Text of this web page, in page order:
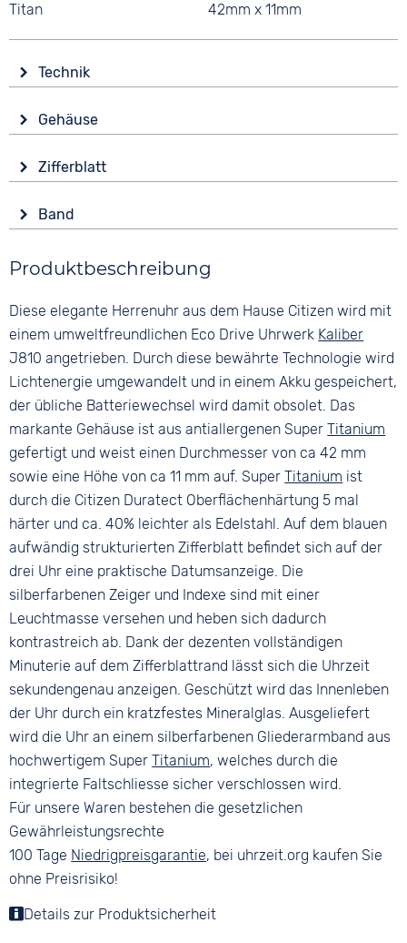
Titan
42mm x 11mm
Technik
Solar
Funktionen
Datumsanzeige
Wasserdicht
5 bar
Gehäuse
Mineralglas
Form
Tonneau/Oval
Material
Farbe
Silber
Zifferblatt
Analog
Blau
Ziffern
Keine
Band
Silber
Material
Bandschließe
Faltschließe
Produktbeschreibung
Diese elegante Herrenuhr aus dem Hause Citizen wird mit
einem umweltfreundlichen Eco Drive Uhrwerk Kaliber
J810 angetrieben. Durch diese bewährte Technologie wird
Lichtenergie umgewandelt und in einem Akku gespeichert,
der übliche Batteriewechsel wird damit obsolet. Das
markante Gehäuse ist aus antiallergenen SuperTitanium
gefertigt und weist einen Durchmesser von ca 42 mm
sowie eine Höhe von ca 11 mm auf. SuperTitanium ist
durch die Citizen Duratect Oberflächenhärtung 5 mal
härter und ca. 40% leichter als Edelstahl. Auf dem blauen
aufwändig strukturierten Zifferblatt befindet sich auf der
drei Uhr eine praktische Datumsanzeige. Die
silberfarbenen Zeiger und Indexe sind mit einer
Leuchtmasse versehen und heben sich dadurch
kontrastreich ab. Dank der dezenten vollständigen
Minuterie auf dem Zifferblattrand lässt sich die Uhrzeit
sekundengenau anzeigen. Geschützt wird das Innenleben
der Uhr durch ein kratzfestes Mineralglas. Ausgeliefert
wird die Uhr an einem silberfarbenen Gliederarmband aus
hochwertigem SuperTitanium, welches durch die
integrierte Faltschliesse sicher verschlossen wird.
Für unsere Waren bestehen die gesetzlichen
Gewährleistungsrechte
100 Tage Niedrigpreisgarantie, bei uhrzeit.org kaufen Sie
ohne Preisrisiko!
Details zur Produktsicherheit